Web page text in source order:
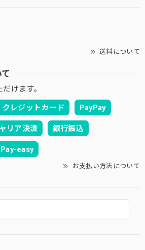
送料について
けます。
クレジットカード PayPay
リア決済 銀行振込
easy
お支払い方法について